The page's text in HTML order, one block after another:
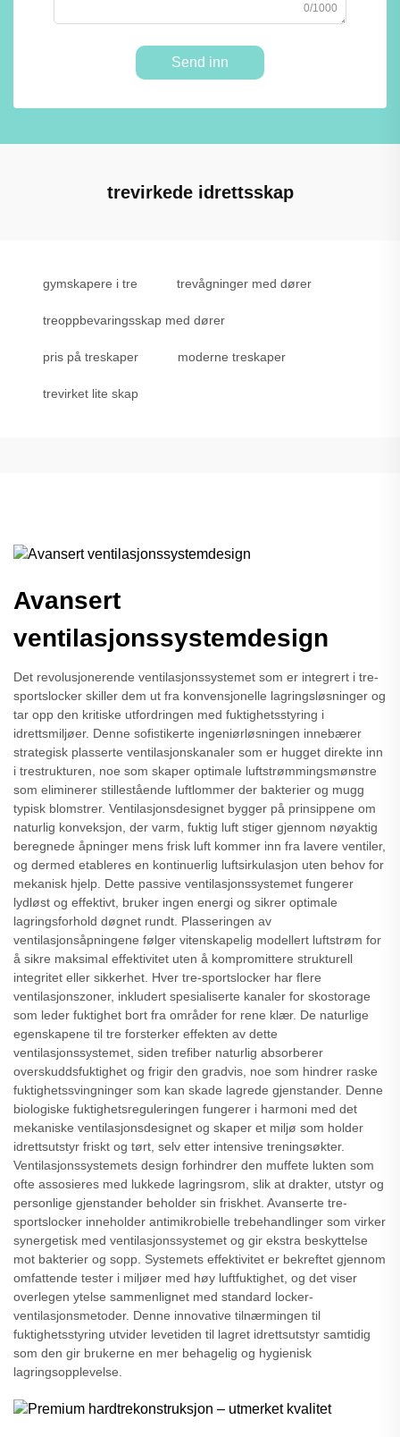
0/1000
Send inn
trevirkede idrettsskap
gymskapere i tre trevågninger med dører
treoppbevaringsskap med dører
pris på treskaper moderne treskaper
trevirket lite skap
Avansert
ventilasjonssystemdesign
Det revolusjonerende ventilasjonssystemet som er integrert i tre-
sportslocker skiller dem ut fra konvensjonelle lagringsløsninger og
tar opp den kritiske utfordringen med fuktighetsstyring i
idrettsmiljøer. Denne sofistikerte ingeniørløsningen innebærer
strategisk plasserte ventilasjonskanaler som er hugget direkte inn
i trestrukturen, noe som skaper optimale luftstrømmingsmønstre
som eliminerer stillestående luftlommer der bakterier og mugg
typisk blomstrer. Ventilasjonsdesignet bygger på prinsippene om
naturlig konveksjon, der varm, fuktig luft stiger gjennom nøyaktig
beregnede åpninger mens frisk luft kommer inn fra lavere ventiler,
og dermed etableres en kontinuerlig luftsirkulasjon uten behov for
mekanisk hjelp. Dette passive ventilasjonssystemet fungerer
lydløst og effektivt, bruker ingen energi og sikrer optimale
lagringsforhold døgnet rundt. Plasseringen av
ventilasjonsåpningene følger vitenskapelig modellert luftstrøm for
å sikre maksimal effektivitet uten å kompromittere strukturell
integritet eller sikkerhet. Hver tre-sportslocker har flere
ventilasjonszoner, inkludert spesialiserte kanaler for skostorage
som leder fuktighet bort fra områder for rene klær. De naturlige
egenskapene til tre forsterker effekten av dette
ventilasjonssystemet, siden trefiber naturlig absorberer
overskuddsfuktighet og frigir den gradvis, noe som hindrer raske
fuktighetssvingninger som kan skade lagrede gjenstander. Denne
biologiske fuktighetsreguleringen fungerer i harmoni med det
mekaniske ventilasjonsdesignet og skaper et miljø som holder
idrettsutstyr friskt og tørt, selv etter intensive treningsøkter.
Ventilasjonssystemets design forhindrer den muffete lukten som
ofte assosieres med lukkede lagringsrom, slik at drakter, utstyr og
personlige gjenstander beholder sin friskhet. Avanserte tre-
sportslocker inneholder antimikrobielle trebehandlinger som virker
synergetisk med ventilasjonssystemet og gir ekstra beskyttelse
mot bakterier og sopp. Systemets effektivitet er bekreftet gjennom
omfattende tester i miljøer med høy luftfuktighet, og det viser
overlegen ytelse sammenlignet med standard locker-
ventilasjonsmetoder. Denne innovative tilnærmingen til
fuktighetsstyring utvider levetiden til lagret idrettsutstyr samtidig
som den gir brukerne en mer behagelig og hygienisk
lagringsopplevelse.